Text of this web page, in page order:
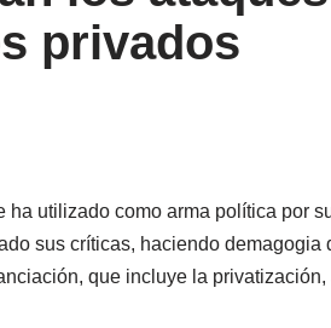
privados
ha utilizado como arma política por
sus críticas, haciendo
que incluye la